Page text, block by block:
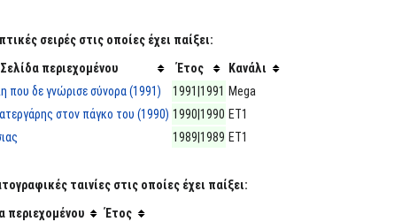
σειρές στις οποίες έχει παίξει:
Σελίδα περιεχομένου
Έτος
Κανάλι
που δε γνώρισε σύνορα (1991)
1991|1991 Mega
στον πάγκο του (1990) 1990|1990 ΕΤ1
1989|1989 ΕΤ1
ταινίες στις οποίες έχει παίξει:
περιεχομένου
Έτος